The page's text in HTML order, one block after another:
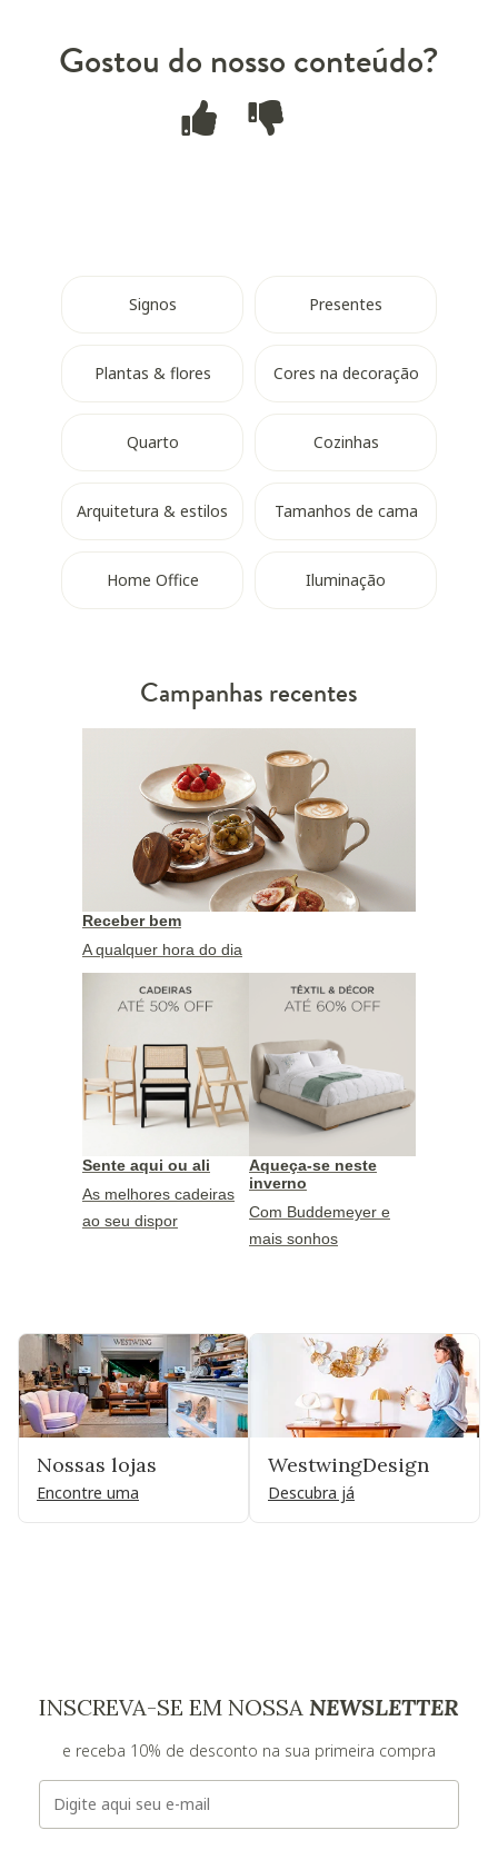
Gostou do nosso conteúdo?
Signos Presentes
Plantas & flores Cores na decoração
Quarto Cozinhas
Arquitetura & estilos Tamanhos de cama
Home Office Iluminação
Campanhas recentes
Receber bem
A qualquer hora do dia
Sente aqui ou ali
As melhores cadeiras
ao seu dispor
Aqueça-se neste
inverno
Com Buddemeyer e
mais sonhos
Nossas lojas
Encontre uma
WestwingDesign
Descubra já
INSCREVA-SE EM NOSSA NEWSLETTER
e receba 10% de desconto na sua primeira compra
E-mail